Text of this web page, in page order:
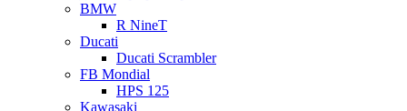
BMW
R NineT
Ducati
Ducati Scrambler
FB Mondial
HPS 125
Kawasaki